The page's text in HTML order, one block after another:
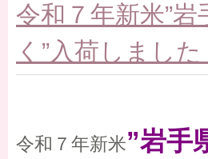
令和７年新米”
く”入荷しました
令和７年新米”岩手